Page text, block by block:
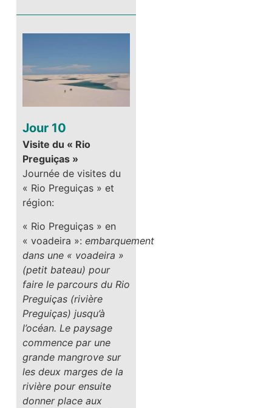
Jour 10
Visite du « Rio
Preguiças »
Journée de visites du
« Rio Preguiças » et
région:
« Rio Preguiças » en
« voadeira »: embarquement
dans une « voadeira »
(petit bateau) pour
faire le parcours du Rio
Preguiças (rivière
Preguiças) jusqu’à
l’océan. Le paysage
commence par une
grande mangrove sur
les deux marges de la
rivière pour ensuite
donner place aux